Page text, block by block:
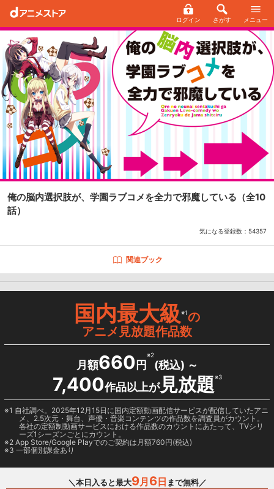
ログイン さがす メニュー
俺の脳内選択肢が、学園ラブコメを全力で邪魔している （全10
話）
気になる登録数： 54357
関連ブック
国内最大級※1の
アニメ見放題作品数
月額660 円
※2
(税込) ～
7,400作品以上が見放題※3
1 自社調べ。2025年12月15日に国内定額動画配信サービスが配信していたアニ
メ、2.5次元・舞台、声優・音楽コンテンツの作品数を調査員がカウント。
各社の定額制動画サービスにおける作品数のカウントにあたって、TVシリ
ーズ1シーズンごとにカウント。
2 App Store/Google Playでのご契約は月額760円(税込)
3 一部個別課金あり
＼本日入ると最大9月 6日 まで無料／